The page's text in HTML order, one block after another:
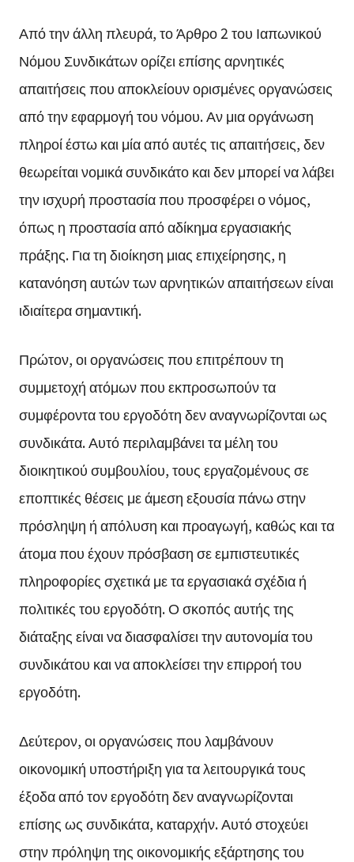
Από την άλλη πλευρά, το Άρθρο 2 του Ιαπωνικού
Νόμου Συνδικάτων ορίζει επίσης αρνητικές
απαιτήσεις που αποκλείουν ορισμένες οργανώσεις
από την εφαρμογή του νόμου. Αν μια οργάνωση
πληροί έστω και μία από αυτές τις απαιτήσεις, δεν
θεωρείται νομικά συνδικάτο και δεν μπορεί να λάβει
την ισχυρή προστασία που προσφέρει ο νόμος,
όπως η προστασία από αδίκημα εργασιακής
πράξης. Για τη διοίκηση μιας επιχείρησης, η
κατανόηση αυτών των αρνητικών απαιτήσεων είναι
ιδιαίτερα σημαντική.
Πρώτον, οι οργανώσεις που επιτρέπουν τη
συμμετοχή ατόμων που εκπροσωπούν τα
συμφέροντα του εργοδότη δεν αναγνωρίζονται ως
συνδικάτα. Αυτό περιλαμβάνει τα μέλη του
διοικητικού συμβουλίου, τους εργαζομένους σε
εποπτικές θέσεις με άμεση εξουσία πάνω στην
πρόσληψη ή απόλυση και προαγωγή, καθώς και τα
άτομα που έχουν πρόσβαση σε εμπιστευτικές
πληροφορίες σχετικά με τα εργασιακά σχέδια ή
πολιτικές του εργοδότη. Ο σκοπός αυτής της
διάταξης είναι να διασφαλίσει την αυτονομία του
συνδικάτου και να αποκλείσει την επιρροή του
εργοδότη.
Δεύτερον, οι οργανώσεις που λαμβάνουν
οικονομική υποστήριξη για τα λειτουργικά τους
έξοδα από τον εργοδότη δεν αναγνωρίζονται
επίσης ως συνδικάτα, καταρχήν. Αυτό στοχεύει
στην πρόληψη της οικονομικής εξάρτησης του